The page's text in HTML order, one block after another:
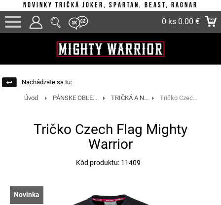
Novinky tričká Joker, Spartan, Beast, Ragnar
0 ks 0.00 €
Nachádzate sa tu:
Úvod PÁNSKE OBLE... TRIČKÁ A N... Tričko Czec...
Tričko Czech Flag Mighty
Warrior
Kód produktu: 11409
Novinka